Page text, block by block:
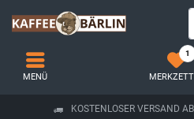
KOSTENLOSER VERSAND
1
MENÜ